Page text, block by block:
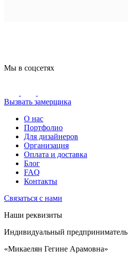
Мы в соцсетях
Вызвать замерщика
О нас
Портфолио
Для дизайнеров
Организация
Оплата и доставка
Блог
FAQ
Контакты
Связаться с нами
Наши реквизиты
Индивидуальный предприниматель
«Микаелян Гегине Арамовна»